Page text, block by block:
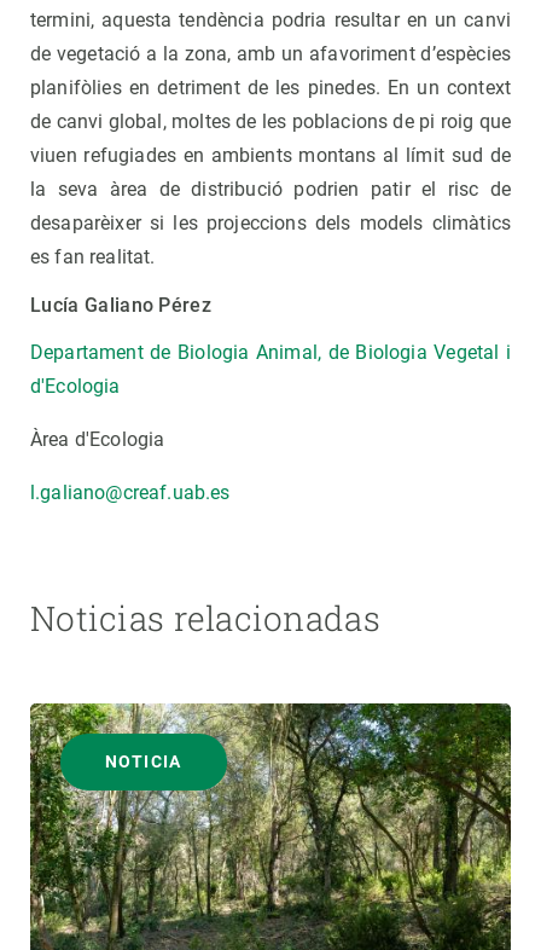
termini, aquesta tendència podria resultar en un canvi
de vegetació a la zona, amb un afavoriment d’espècies
planifòlies en detriment de les pinedes. En un context
de canvi global, moltes de les poblacions de pi roig que
viuen refugiades en ambients montans al límit sud de
la seva àrea de distribució podrien patir el risc de
desaparèixer si les projeccions dels models climàtics
es fan realitat.
Lucía Galiano Pérez
Departament de Biologia Animal, de Biologia Vegetal i
d'Ecologia
Àrea d'Ecologia
l.galiano@creaf.uab.es
Noticias relacionadas
NOTICIA